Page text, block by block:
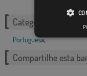
Categorias
Portuguesa,
Compartilhe esta